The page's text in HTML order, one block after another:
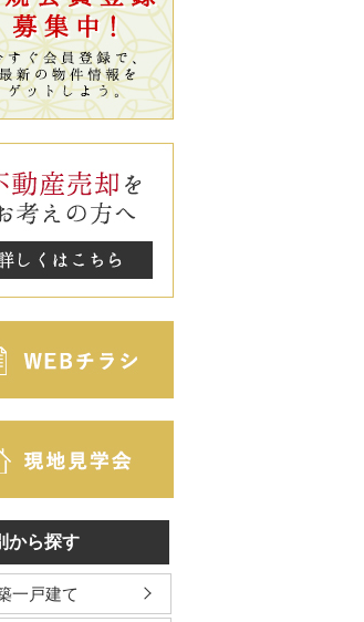
から探す
一戸建て